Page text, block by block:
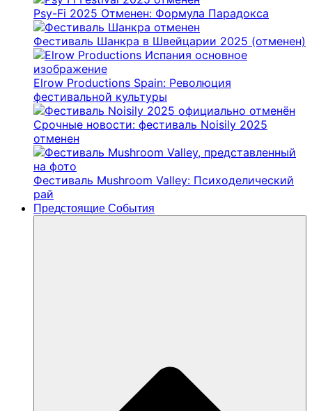
Psy-Fi 2025 Отменен: Формула Парадокса
Фестиваль Шанкра в Швейцарии 2025 (отменен)
Elrow Productions Spain: Революция
фестивальной культуры
Срочные новости: фестиваль Noisily 2025
отменен
Фестиваль Mushroom Valley: Психоделический
рай
Предстоящие События